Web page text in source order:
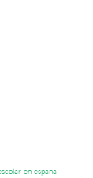
en-españa